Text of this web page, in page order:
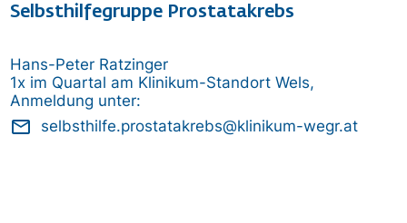
Selbsthilfegruppe Prostatakrebs
Hans-Peter Ratzinger
1x im Quartal am Klinikum-Standort Wels,
Anmeldung unter:
mail_outline selbsthilfe.prostatakrebs@klinikum-wegr.at​